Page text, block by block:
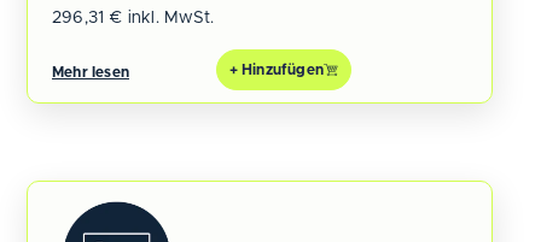
296,31 € inkl. MwSt.
Mehr lesen + Hinzufügen